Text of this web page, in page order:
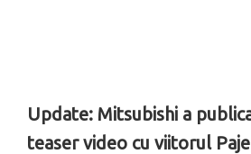
Update: Mitsubishi a
teaser video cu viitorul